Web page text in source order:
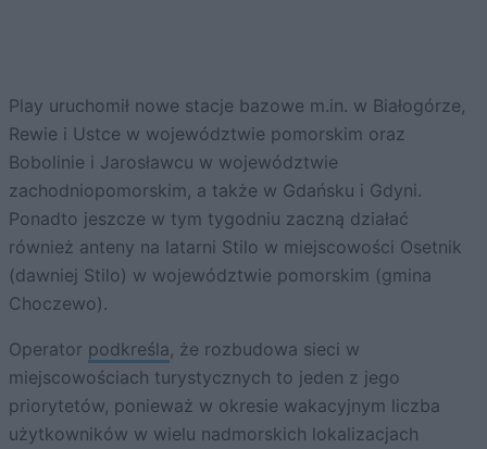
Play uruchomił nowe stacje bazowe m.in. w Białogórze,
Rewie i Ustce w województwie pomorskim oraz
Bobolinie i Jarosławcu w województwie
zachodniopomorskim, a także w Gdańsku i Gdyni.
Ponadto jeszcze w tym tygodniu zaczną działać
również anteny na latarni Stilo w miejscowości Osetnik
(dawniej Stilo) w województwie pomorskim (gmina
Choczewo).
Operator podkreśla, że rozbudowa sieci w
miejscowościach turystycznych to jeden z jego
priorytetów, ponieważ w okresie wakacyjnym liczba
użytkowników w wielu nadmorskich lokalizacjach